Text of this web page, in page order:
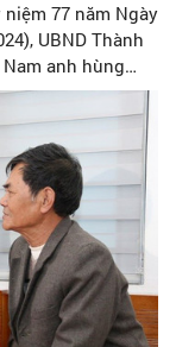
77 năm Ngày
UBND Thành
anh hùng
vật chất và